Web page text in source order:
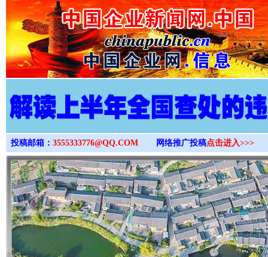
>
投稿邮箱： 3555333776@QQ.COM 网络推广投稿点击进入>>>